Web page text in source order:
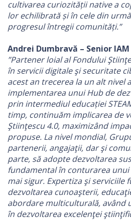
cultivarea curiozității native a
lor echilibrată și în cele din
progresul întregii comunități.”
Andrei Dumbravă – Senior
”Partener loial al Fondului
în servicii digitale şi securitate
acest an trecerea la un alt nivel
implementarea unui Hub de
prin intermediul educației
timp, continuăm implicarea de
Ştiinţescu 4.0, maximizând
propuse. La nivel mondial,
partenerii, angajaţii, dar şi
parte, să adopte dezvoltarea
fundamental în conturarea
mai sigur. Expertiza şi serviciile
dezvoltarea cunoaşterii,
abordare multiculturală, având
în dezvoltarea excelenţei